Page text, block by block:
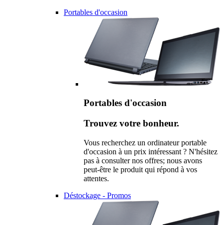
Portables d'occasion
Portables d'occasion
Trouvez votre bonheur.
Vous recherchez un ordinateur portable
d'occasion à un prix intéressant ? N'hésitez
pas à consulter nos offres; nous avons
peut-être le produit qui répond à vos
attentes.
Déstockage - Promos